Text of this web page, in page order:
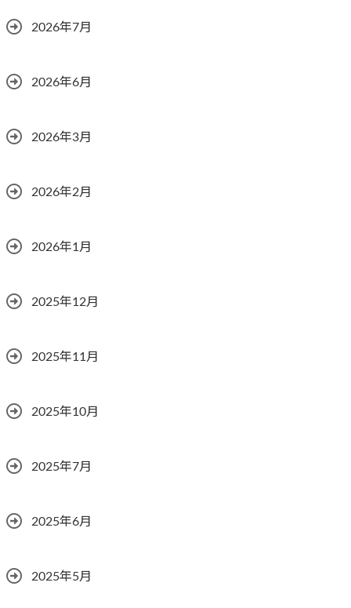
2026年7月
2026年6月
2026年3月
2026年2月
2026年1月
2025年12月
2025年11月
2025年10月
2025年7月
2025年6月
2025年5月